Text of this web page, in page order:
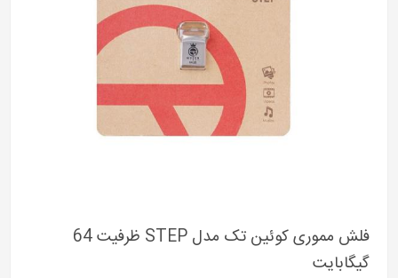
فلش مموری کوئین تک مدل STEP ظرفیت 64
گیگابایت